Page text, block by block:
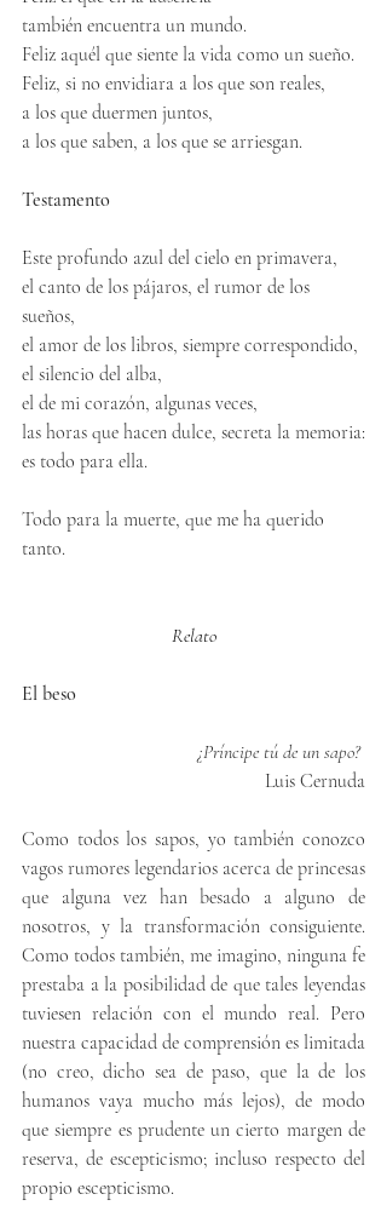
también encuentra un mundo.
Feliz aquél que siente la vida como un sueño.
Feliz, si no envidiara a los que son reales,
a los que duermen juntos,
a los que saben, a los que se arriesgan.
Testamento
Este profundo azul del cielo en primavera,
el canto de los pájaros, el rumor de los
sueños,
el amor de los libros, siempre correspondido,
el silencio del alba,
el de mi corazón, algunas veces,
las horas que hacen dulce, secreta la memoria:
es todo para ella.
Todo para la muerte, que me ha querido
tanto.
Relato
El beso
¿Príncipe tú de un sapo?
Luis Cernuda
Como todos los sapos, yo también conozco
vagos rumores legendarios acerca de princesas
que alguna vez han besado a alguno de
nosotros, y la transformación consiguiente.
Como todos también, me imagino, ninguna fe
prestaba a la posibilidad de que tales leyendas
tuviesen relación con el mundo real. Pero
nuestra capacidad de comprensión es limitada
(no creo, dicho sea de paso, que la de los
humanos vaya mucho más lejos), de modo
que siempre es prudente un cierto margen de
reserva, de escepticismo; incluso respecto del
propio escepticismo.